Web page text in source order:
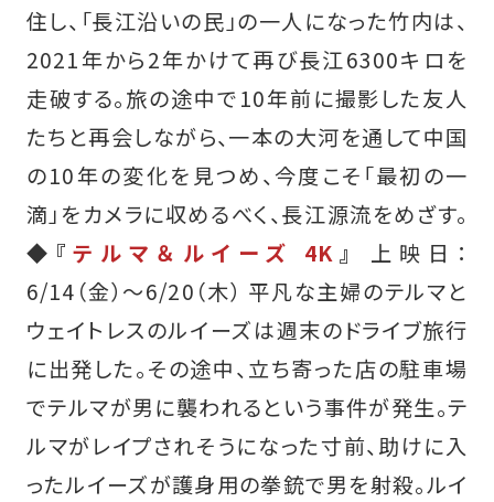
住し、「長江沿いの民」の一人になった竹内は、
2021年から2年かけて再び長江6300キロを
走破する。旅の途中で10年前に撮影した友人
たちと再会しながら、一本の大河を通して中国
の10年の変化を見つめ、今度こそ「最初の一
滴」をカメラに収めるべく、長江源流をめざす。
◆『テルマ＆ルイーズ 4K 』
上映日：
6/14（金）〜6/20（木） 平凡な主婦のテルマと
ウェイトレスのルイーズは週末のドライブ旅行
に出発した。その途中、立ち寄った店の駐車場
でテルマが男に襲われるという事件が発生。テ
ルマがレイプされそうになった寸前、助けに入
ったルイーズが護身用の拳銃で男を射殺。ルイ